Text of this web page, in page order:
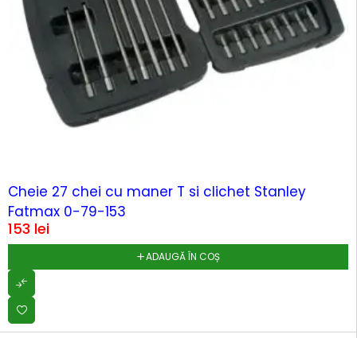
Cheie 27 chei cu maner T si clichet Stanley
Fatmax 0-79-153
153 lei
ADAUGĂ ÎN COȘ